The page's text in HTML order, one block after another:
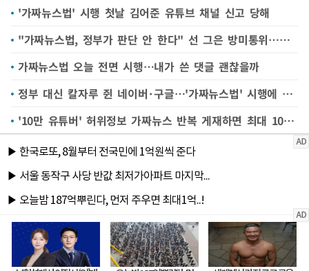
'가짜뉴스법' 시행 첫날 김어준 유튜브 채널 신고 당해
"가짜뉴스법, 정부가 판단 안 한다" 선 그은 방미통위…혼선 우려는 여전
가짜뉴스법 오늘 전면 시행…내가 쓴 댓글 괜찮을까
정부 대신 칼자루 쥔 네이버·구글…'가짜뉴스법' 시행에 플랫폼 시험대
'10만 유튜버' 허위정보 가짜뉴스 반복 게재하면 최대 10억 과징금 폭탄